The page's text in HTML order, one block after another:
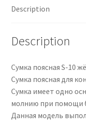
Description
Description
Сумка поясная S-10
Сумка поясная для
Сумка имеет одно
молнию при помощи
Данная модель